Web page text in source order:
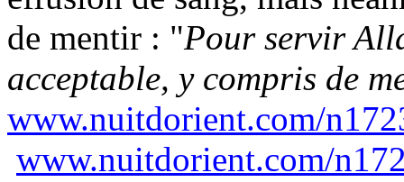
de mentir : "Pour servir
acceptable, y compris de
www.nuitdorient.com/n
www.nuitdorient.com/n